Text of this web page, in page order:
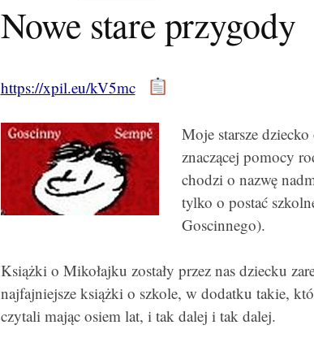
Nowe stare przygody
https://xpil.eu/kV5mc
Moje starsze
znaczącej pomocy
chodzi o nazwę
tylko o postać
Goscinnego).
Książki o Mikołajku zostały przez nas dziecku
najfajniejsze książki o szkole, w dodatku takie,
czytali mając osiem lat, i tak dalej i tak dalej.